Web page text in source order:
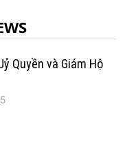
Quyền và Giám Hộ